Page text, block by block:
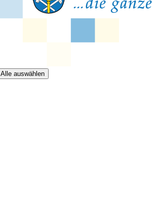
Alle auswählen